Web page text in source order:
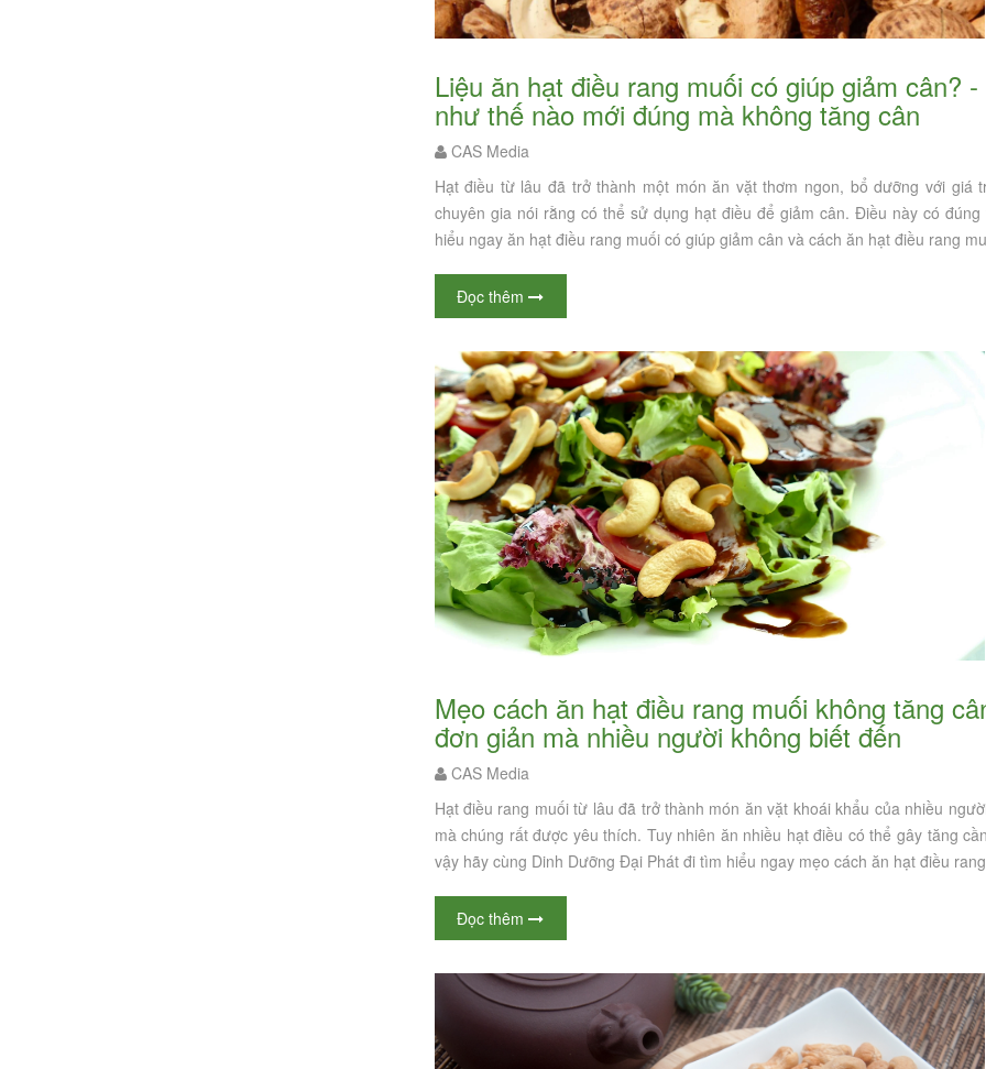
Liệu ăn hạt điều rang muối có giúp giảm cân? - Nên dùng hạt điều rang muối
như thế nào mới đúng mà không tăng cân
CAS Media
Hạt điều từ lâu đã trở thành một món ăn vặt thơm ngon, bổ dưỡng với giá
chuyên gia nói rằng có thể sử dụng hạt điều để giảm cân. Điều này có
hiểu ngay ăn hạt điều rang muối có giúp giảm cân và cách ăn hạt điều rang
Đọc thêm
Mẹo cách ăn hạt điều rang muối không tăng cân - Cách ăn hạt điều không béo
đơn giản mà nhiều người không biết đến
CAS Media
Hạt điều rang muối từ lâu đã trở thành món ăn vặt khoái khẩu của nhiều
mà chúng rất được yêu thích. Tuy nhiên ăn nhiều hạt điều có thể gây tăng
vậy hãy cùng Dinh Dưỡng Đại Phát đi tìm hiểu ngay mẹo cách ăn hạt điều
Đọc thêm